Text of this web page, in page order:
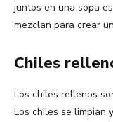
juntos en una sopa
mezclan para crear
Chiles
Los chiles rellenos
Los chiles se limpian